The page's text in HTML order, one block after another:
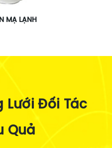
MẠ LẠNH
Lưới Đối Tác
Quả